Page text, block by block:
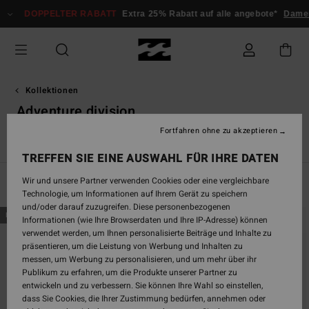
zur
Auswahl
springen
RABATT Extra 25% Rabatt auf alle angebote* Damen Herren
Kollektionen
Adventure division
Filtern & Sortieren 47Ergebnisse
Direkt
zu
Filterkriterien
springen
Überspringen
und
filtern
BRANDNEU BRANDNEU
TREFFEN SIE EINE AUSWAHL FÜR IHRE DATEN
Wir und unsere Partner verwenden Cookies oder eine vergleichbare
Technologie, um Informationen auf Ihrem Gerät zu speichern
und/oder darauf zuzugreifen. Diese personenbezogenen
Informationen (wie Ihre Browserdaten und Ihre IP-Adresse) können
verwendet werden, um Ihnen personalisierte Beiträge und Inhalte zu
präsentieren, um die Leistung von Werbung und Inhalten zu
messen, um Werbung zu personalisieren, und um mehr über ihr
Publikum zu erfahren, um die Produkte unserer Partner zu
entwickeln und zu verbessern. Sie können Ihre Wahl so einstellen,
dass Sie Cookies, die Ihrer Zustimmung bedürfen, annehmen oder
Fortfahren ohne zu akzeptieren